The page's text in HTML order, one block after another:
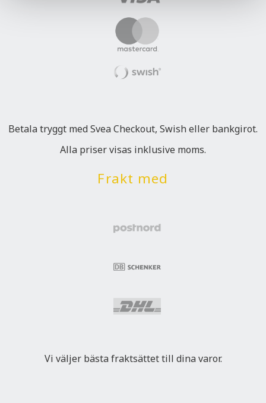
Betala tryggt med Svea Checkout, Swish eller bankgirot.
Alla priser visas inklusive moms.
Frakt med
Vi väljer bästa fraktsättet till dina varor.